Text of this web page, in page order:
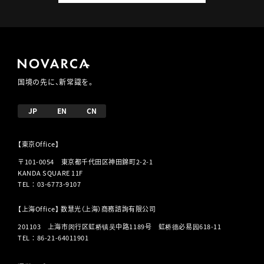
国境の先に、新常識を。
JP EN CN
【東京Office】
〒101-0054 東京都千代田区神田錦町2-2-1
KANDA SQUARE 11F
TEL ： 03-6773-9107
【上海Office】 数慧光（上海）商務諮詢有限公司
201103 上海市闵行区虹桥镇吴中路1189号 虹桥德必易园618-11
TEL ： 86-21-64011901